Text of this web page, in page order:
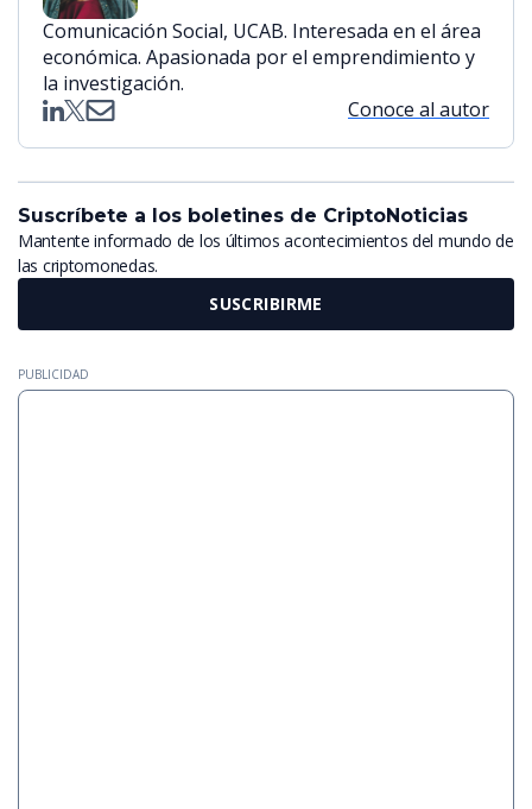
Comunicación Social, UCAB. Interesada en el área
económica. Apasionada por el emprendimiento y
la investigación.
Conoce al autor
Suscríbete a los boletines de CriptoNoticias
Mantente informado de los últimos acontecimientos del mundo de
las criptomonedas.
SUSCRIBIRME
PUBLICIDAD